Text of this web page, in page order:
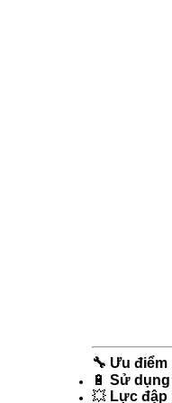
🔧 Ưu điểm
🔋 Sử dụng
💥 Lực đập